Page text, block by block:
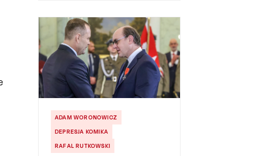
ADAM WORONOWICZ
DEPRESJA KOMIKA
RAFAL RUTKOWSKI